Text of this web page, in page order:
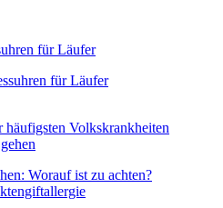
für Läufer
häufigsten Volkskrankheiten
Worauf ist zu achten?